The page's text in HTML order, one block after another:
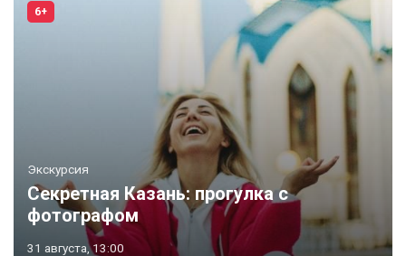
6+
Экскурсия
Секретная Казань: прогулка с
фотографом
31 августа, 13:00